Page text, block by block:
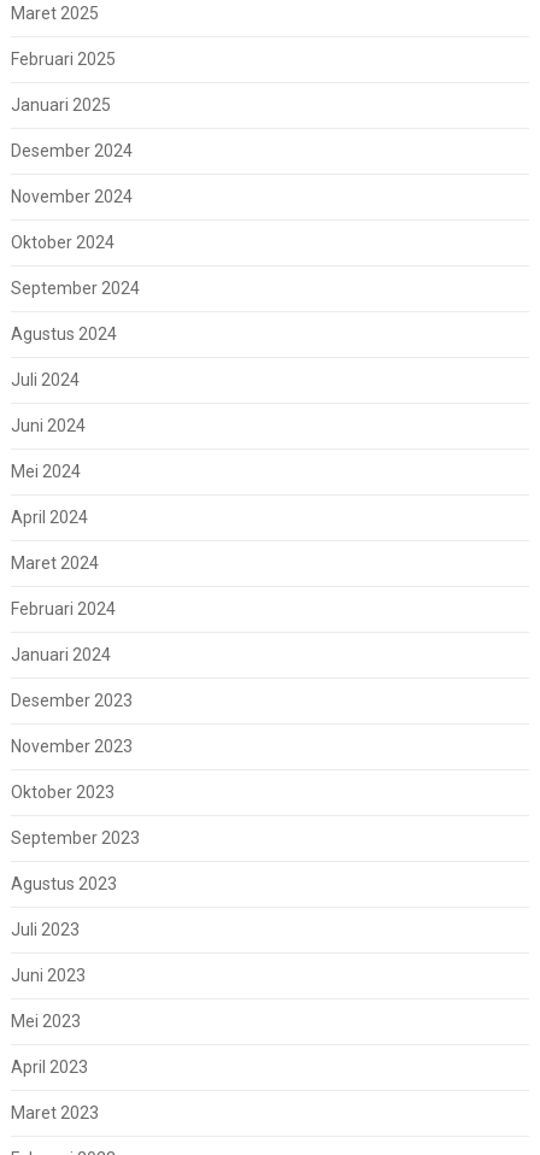
Maret 2025
Februari 2025
Januari 2025
Desember 2024
November 2024
Oktober 2024
September 2024
Agustus 2024
Juli 2024
Juni 2024
Mei 2024
April 2024
Maret 2024
Februari 2024
Januari 2024
Desember 2023
November 2023
Oktober 2023
September 2023
Agustus 2023
Juli 2023
Juni 2023
Mei 2023
April 2023
Maret 2023